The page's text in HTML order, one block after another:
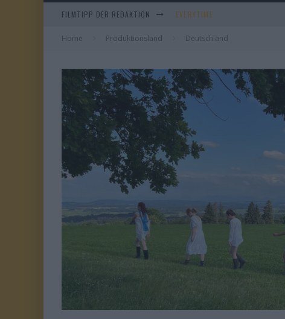
FILMTIPP DER REDAKTION WHAM! – 10 DAYS IN CHINA
IM SPIEGEL MEINER MUTTER
EVERYTIME
Home Produktionsland Deutschland